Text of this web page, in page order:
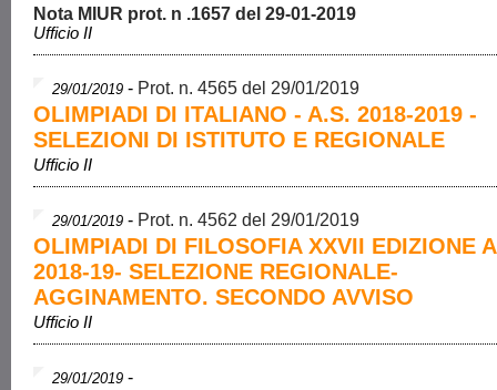
Nota MIUR prot. n .1657 del 29-01-2019
Ufficio II
29/01/2019 - Prot. n. 4565 del 29/01/2019
OLIMPIADI DI ITALIANO - A.S. 2018-2019 -
SELEZIONI DI ISTITUTO E REGIONALE
Ufficio II
29/01/2019 - Prot. n. 4562 del 29/01/2019
OLIMPIADI DI FILOSOFIA XXVII EDIZIONE
2018-19- SELEZIONE REGIONALE-
AGGINAMENTO. SECONDO AVVISO
Ufficio II
29/01/2019 -